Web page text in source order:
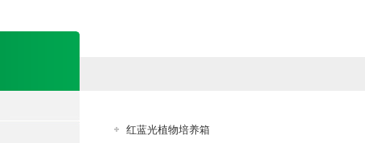
红蓝光植物培养箱